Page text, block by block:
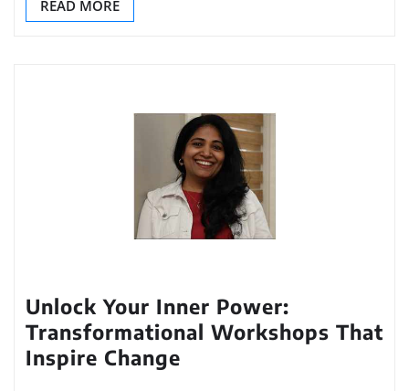
READ MORE
Unlock Your Inner Power:
Transformational Workshops That
Inspire Change